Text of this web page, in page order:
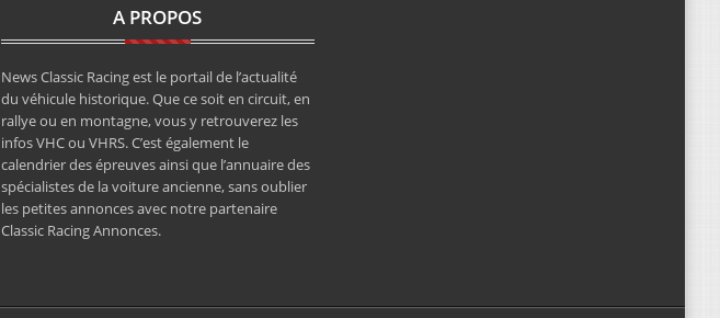
A PROPOS
News Classic Racing est le portail de l’actualité
du véhicule historique. Que ce soit en circuit, en
rallye ou en montagne, vous y retrouverez les
infos VHC ou VHRS. C’est également le
calendrier des épreuves ainsi que l’annuaire des
spécialistes de la voiture ancienne, sans oublier
les petites annonces avec notre partenaire
Classic Racing Annonces.